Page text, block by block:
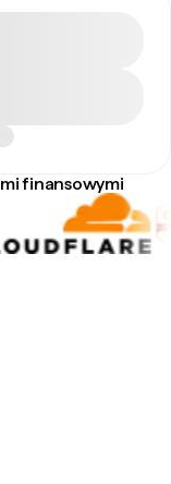
finansowymi